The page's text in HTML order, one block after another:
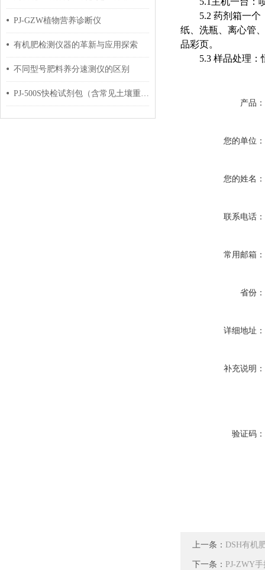
PJ-GZW植物营养诊断仪
有机肥检测仪器的革新与应用探索
不同型号肥料养分速测仪的区别
PJ-500S快检试剂包（含常见土壤重金属快检）-水质土壤两用
5.2 药剂箱一
纸、洗瓶、离心管
品彩页。
5.3 样品处理
产品：
您的单位：
您的姓名：
联系电话：
常用邮箱：
省份：
详细地址：
补充说明：
验证码：
上一条： DSH有机
下一条： PJ-ZWY